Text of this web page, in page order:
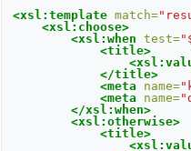
<xsl:template match=
<xsl:choose>
<xsl:when
test=
<title>
</title>
<meta
name=
<meta
name=
</xsl:when>
<xsl:otherwise>
<title>